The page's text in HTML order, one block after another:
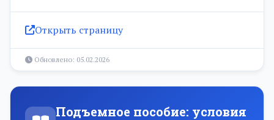
Открыть страницу
Обновлено: 05.02.2026
Подъемное пособие: условия